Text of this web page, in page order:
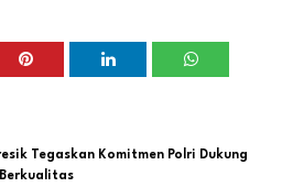
Tegaskan Komitmen Polri Dukung